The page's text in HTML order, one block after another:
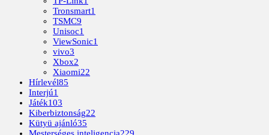
Tronsmart1
TSMC9
Unisoc1
ViewSonic1
vivo3
Xbox2
Xiaomi22
Hírlevél85
Interjú1
Játék103
Kiberbiztonság22
Kütyü ajánló35